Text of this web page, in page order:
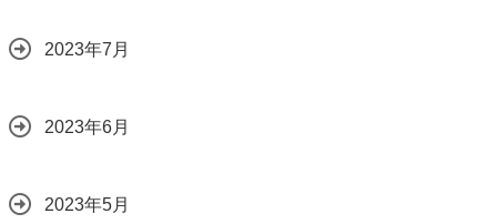
2023年7月
2023年6月
2023年5月